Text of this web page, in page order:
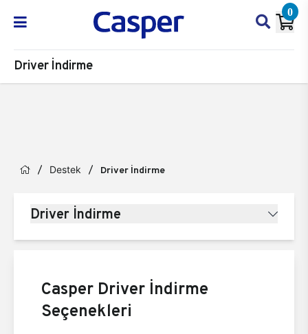
0
Driver İndirme
Destek Driver İndirme
Driver İndirme
Casper Driver İndirme
Seçenekleri